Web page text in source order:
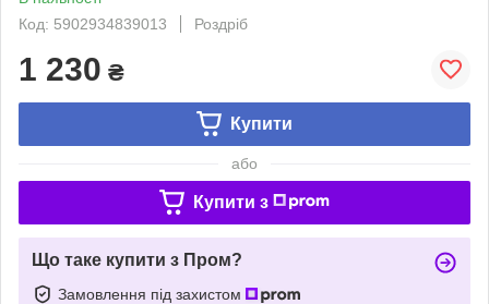
Код: 5902934839013
Роздріб
1 230 ₴
Купити
або
Купити з
Що таке купити з Пром?
Замовлення під захистом